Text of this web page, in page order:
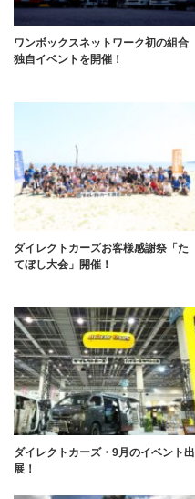
ワンボックスネットワーク初の組合
独自イベントを開催！
ダイレクトカーズお客様感謝祭「た
てぼし大会」開催！
ダイレクトカーズ・9月のイベント出
展！